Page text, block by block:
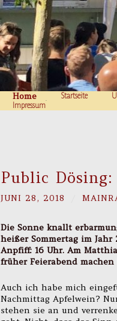
Home Startseite
Impressum
Public
JUNI 28, 2018
Die Sonne knallt
heißer Sommertag im Jahr
Anpfiff: 16 Uhr. Am
früher Feierabend
Auch ich habe mich
Nachmittag Apfelwein?
stehen sie an und